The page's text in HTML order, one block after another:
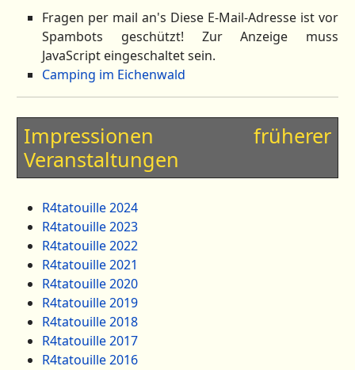
Fragen per mail an's Diese E-Mail-Adresse ist vor
Spambots geschützt! Zur Anzeige muss
JavaScript eingeschaltet sein.
Camping im Eichenwald
Impressionen früherer
Veranstaltungen
R4tatouille 2024
R4tatouille 2023
R4tatouille 2022
R4tatouille 2021
R4tatouille 2020
R4tatouille 2019
R4tatouille 2018
R4tatouille 2017
R4tatouille 2016